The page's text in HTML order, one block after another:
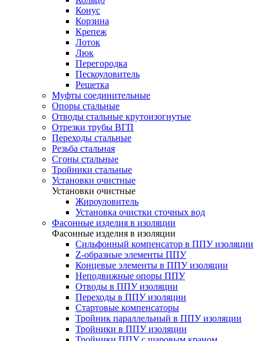
Конус
Корзина
Крепеж
Лоток
Люк
Перегородка
Пескоуловитель
Решетка
Муфты соединительные
Опоры стальные
Отводы стальные крутоизогнутые
Отрезки трубы ВГП
Переходы стальные
Резьба стальная
Сгоны стальные
Тройники стальные
Установки очистные
Установки очистные
Жироуловитель
Установка очистки сточных вод
Фасонные изделия в изоляции
Фасонные изделия в изоляции
Cильфонный компенсатор в ППУ изоляции
Z-образные элементы ППУ
Концевые элементы в ППУ изоляции
Неподвижные опоры ППУ
Отводы в ППУ изоляции
Переходы в ППУ изоляции
Стартовые компенсаторы
Тройник параллельный в ППУ изоляции
Тройники в ППУ изоляции